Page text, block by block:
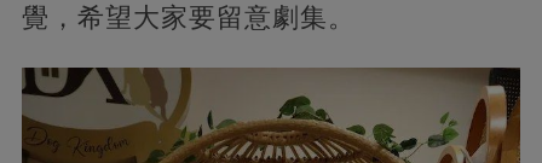
覺，希望大家要留意劇集。